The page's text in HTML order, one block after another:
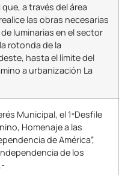
que, a través del área
las obras necesarias
luminarias en el sector
rotonda de la
hasta el límite del
a urbanización La
Municipal, el 1ºDesfile
Homenaje a las
de América”,
de los